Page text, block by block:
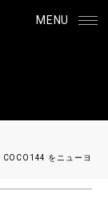
MENU
をニューヨ